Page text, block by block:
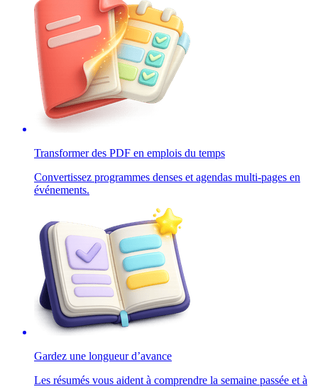
Transformer des PDF en emplois du temps
Convertissez programmes denses et agendas multi-pages en
événements.
Gardez une longueur d’avance
Les résumés vous aident à comprendre la semaine passée et à